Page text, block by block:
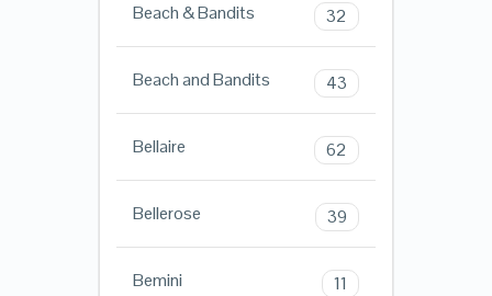
Beach & Bandits 32
Beach and Bandits 43
Bellaire 62
Bellerose 39
Bemini 11